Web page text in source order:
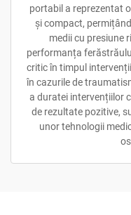
portabil a reprezentat
și compact,
medii cu presiune
performanța
critic în timpul
în cazurile de
a duratei intervențiilor
de rezultate pozitive,
unor tehnologii